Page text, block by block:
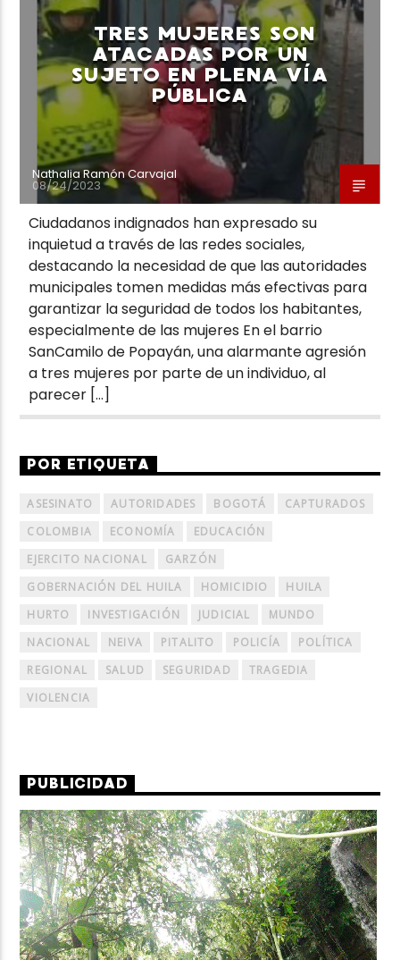
Neiva Estereo
TRES MUJERES SON
ATACADAS POR UN
SUJETO EN PLENA VÍA
PÚBLICA
Nathalia Ramón Carvajal
08/24/2023
Ciudadanos indignados han expresado su
inquietud a través de las redes sociales,
destacando la necesidad de que las autoridades
municipales tomen medidas más efectivas para
garantizar la seguridad de todos los habitantes,
especialmente de las mujeres En el barrio
SanCamilo de Popayán, una alarmante agresión
a tres mujeres por parte de un individuo, al
parecer […]
POR ETIQUETA
ASESINATO AUTORIDADES BOGOTÁ
CAPTURADOS
COLOMBIA
ECONOMÍA
EDUCACIÓN
EJERCITO NACIONAL
GARZÓN
GOBERNACIÓN DEL HUILA
HOMICIDIO
HUILA
HURTO
INVESTIGACIÓN JUDICIAL
MUNDO
NACIONAL
NEIVA PITALITO POLICÍA
POLÍTICA
REGIONAL
SALUD SEGURIDAD
TRAGEDIA
VIOLENCIA
PUBLICIDAD